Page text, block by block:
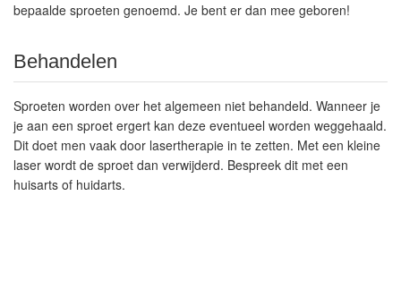
bepaalde sproeten genoemd. Je bent er dan mee geboren!
Behandelen
Sproeten worden over het algemeen niet behandeld. Wanneer je
je aan een sproet ergert kan deze eventueel worden weggehaald.
Dit doet men vaak door lasertherapie in te zetten. Met een kleine
laser wordt de sproet dan verwijderd. Bespreek dit met een
huisarts of huidarts.